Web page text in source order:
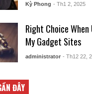
Kỳ Phong - Th1 2, 2025
Right Choice
My Gadget Sites
administrator - Th12 22,
ĐÂY